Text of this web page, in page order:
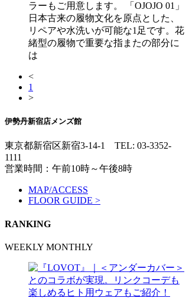
ラーもご用意します。 「OJOJO 01」
日本古来の履物文化を原点とした、
リペアや水洗いが可能な1足です。花
緒型の履物で重要な指またの部分に
は
<
1
>
伊勢丹新宿店メンズ館
東京都新宿区新宿3-14-1 TEL: 03-3352-
1111
営業時間：午前10時～午後8時
MAP/ACCESS
FLOOR GUIDE >
RANKING
WEEKLY MONTHLY